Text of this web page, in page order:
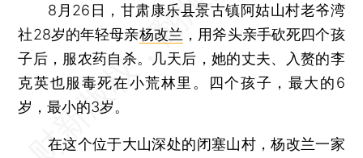
8月26日，甘肃康乐县景古镇阿姑山村老爷湾
社28岁的年轻母亲杨改兰 ，用斧头亲手砍死四个孩
子后，服农药自杀。几天后，她的丈夫、入赘的李
克英也服毒死在小荒林里。四个孩子，最大的6
岁，最小的3岁。
在这个位于大山深处的闭塞山村，杨改兰一家